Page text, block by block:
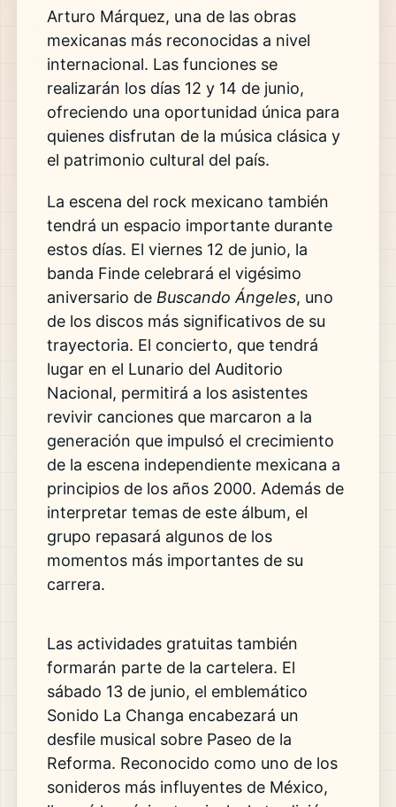
Arturo Márquez, una de las obras
mexicanas más reconocidas a nivel
internacional. Las funciones se
realizarán los días 12 y 14 de junio,
ofreciendo una oportunidad única para
quienes disfrutan de la música clásica y
el patrimonio cultural del país.
La escena del rock mexicano también
tendrá un espacio importante durante
estos días. El viernes 12 de junio, la
banda Finde celebrará el vigésimo
aniversario de Buscando Ángeles, uno
de los discos más significativos de su
trayectoria. El concierto, que tendrá
lugar en el Lunario del Auditorio
Nacional, permitirá a los asistentes
revivir canciones que marcaron a la
generación que impulsó el crecimiento
de la escena independiente mexicana a
principios de los años 2000. Además de
interpretar temas de este álbum, el
grupo repasará algunos de los
momentos más importantes de su
carrera.
Las actividades gratuitas también
formarán parte de la cartelera. El
sábado 13 de junio, el emblemático
Sonido La Changa encabezará un
desfile musical sobre Paseo de la
Reforma. Reconocido como uno de los
sonideros más influyentes de México,